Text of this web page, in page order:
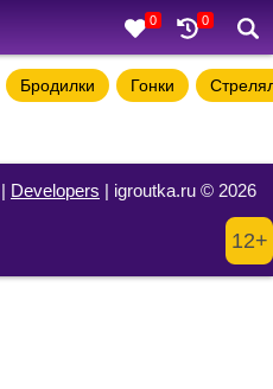
0 0
Бродилки Гонки
| Developers | igroutka.ru © 2026
12+